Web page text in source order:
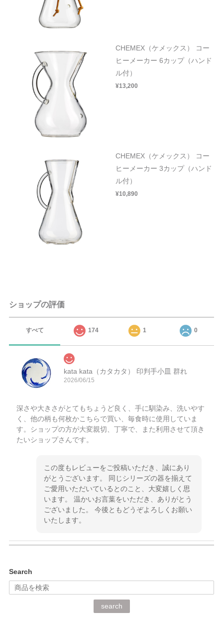
CHEMEX（ケメックス） コー
ヒーメーカー 6カップ（ハンド
ル付）
¥13,200
CHEMEX（ケメックス） コー
ヒーメーカー 3カップ（ハンド
ル付）
¥10,890
ショップの評価
すべて 174 1 0
kata kata（カタカタ） 印判手小皿 群れ
2026/06/15
深さや大きさがとてもちょうど良く、手に馴染み、洗いやす
く、他の柄も何枚かこちらで買い、毎食時に使用していま
す。ショップの方が大変親切、丁寧で、また利用させて頂き
たいショップさんです。
この度もレビューをご投稿いただき、誠にあり
がとうございます。 同じシリーズの器を揃えて
ご愛用いただいているとのこと、大変嬉しく思
います。 温かいお言葉をいただき、ありがとう
ございました。 今後ともどうぞよろしくお願い
いたします。
深さや大きさがとてもちょうど良く、手に馴染み、洗いやす
く、他の柄も何枚かこちらで買い、毎食時に使用していま
Search
search